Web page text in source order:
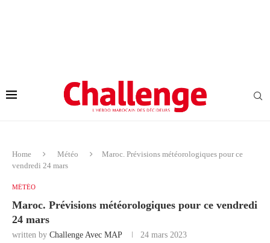
Home Météo
Maroc. Prévisions météorologiques pour ce
vendredi 24 mars
MÉTÉO
Maroc. Prévisions météorologiques pour ce vendredi
24 mars
written by Challenge Avec MAP 24 mars 2023